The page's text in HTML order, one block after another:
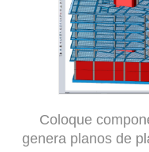
Coloque
genera planos de